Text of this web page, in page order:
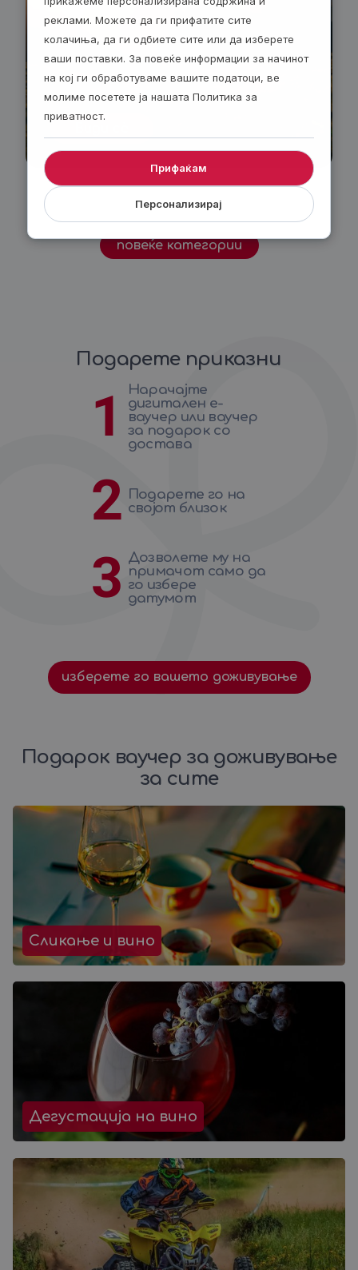
повеќе категории
Подарете приказни
1
Нарачајте
дигитален е-
ваучер или ваучер
за подарок со
достава
2
Подарете го на
својот близок
3 Дозволете му на
примачот само да
го избере
датумот
изберете го вашето доживување
Подарок ваучер за доживување
за сите
Сликање и вино
Дегустација на вино
реклами. Можете да ги прифатите сите
колачиња, да ги одбиете сите или да изберете
ваши поставки. За повеќе информации за начинот
на кој ги обработуваме вашите податоци, ве
молиме посетете ја нашата Политика за
приватност.
Персонализирај
Прифаќам